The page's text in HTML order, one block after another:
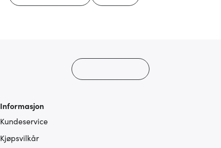
Informasjon
Kundeservice
Kjøpsvilkår